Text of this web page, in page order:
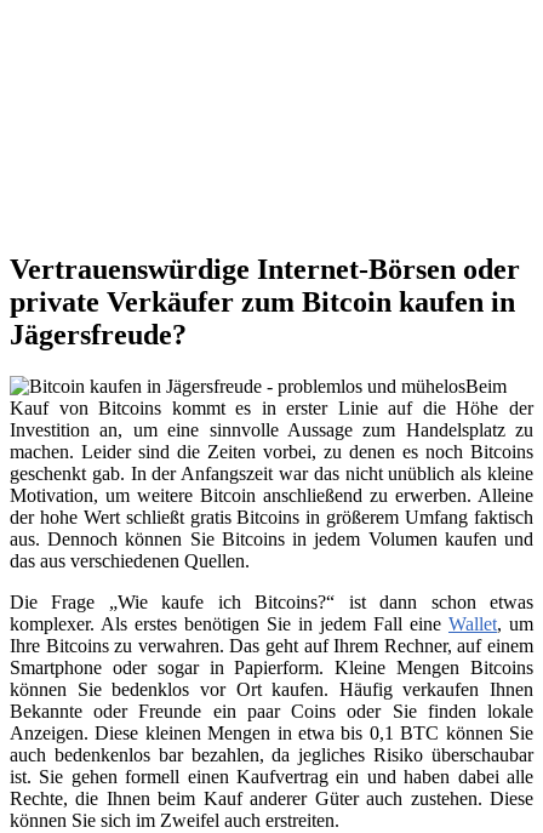
Vertrauenswürdige Internet-Börsen oder
private Verkäufer zum Bitcoin kaufen in
Jägersfreude?
Beim
Kauf von Bitcoins kommt es in erster Linie auf die Höhe der
Investition an, um eine sinnvolle Aussage zum Handelsplatz zu
machen. Leider sind die Zeiten vorbei, zu denen es noch Bitcoins
geschenkt gab. In der Anfangszeit war das nicht unüblich als kleine
Motivation, um weitere Bitcoin anschließend zu erwerben. Alleine
der hohe Wert schließt gratis Bitcoins in größerem Umfang faktisch
aus. Dennoch können Sie Bitcoins in jedem Volumen kaufen und
das aus verschiedenen Quellen.
Die Frage „Wie kaufe ich Bitcoins?“ ist dann schon etwas
komplexer. Als erstes benötigen Sie in jedem Fall eine Wallet, um
Ihre Bitcoins zu verwahren. Das geht auf Ihrem Rechner, auf einem
Smartphone oder sogar in Papierform. Kleine Mengen Bitcoins
können Sie bedenklos vor Ort kaufen. Häufig verkaufen Ihnen
Bekannte oder Freunde ein paar Coins oder Sie finden lokale
Anzeigen. Diese kleinen Mengen in etwa bis 0,1 BTC können Sie
auch bedenkenlos bar bezahlen, da jegliches Risiko überschaubar
ist. Sie gehen formell einen Kaufvertrag ein und haben dabei alle
Rechte, die Ihnen beim Kauf anderer Güter auch zustehen. Diese
können Sie sich im Zweifel auch erstreiten.